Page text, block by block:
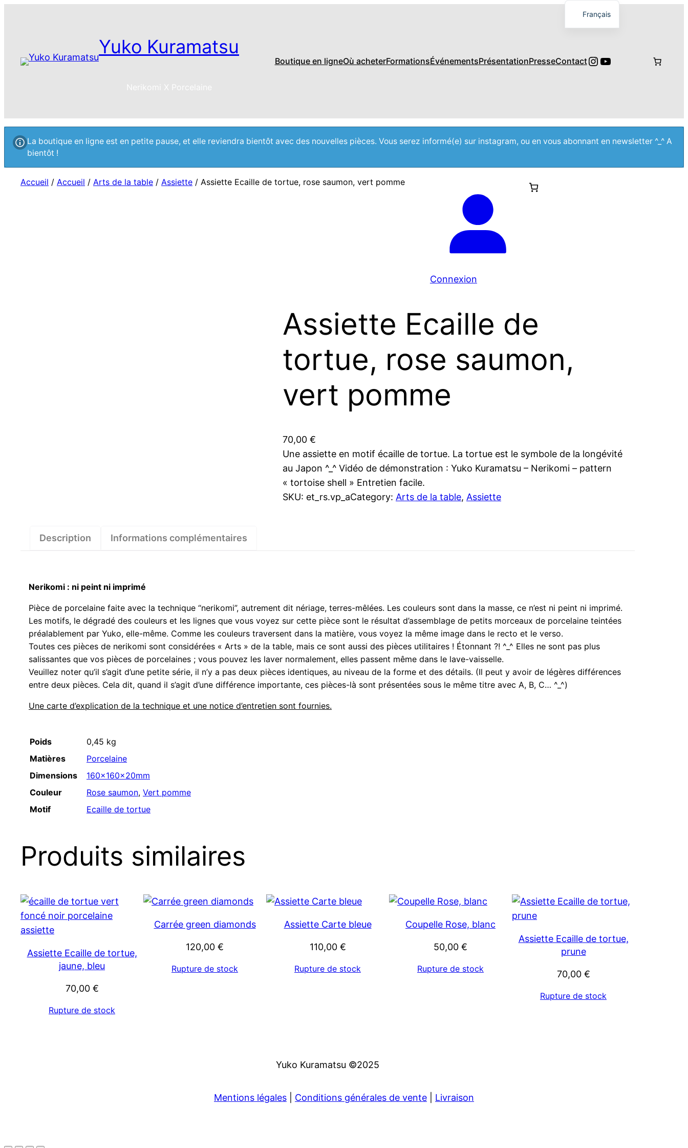
Yuko Kuramatsu
Nerikomi X Porcelaine
Boutique en ligneOù acheterFormationsÉvénementsPrésentationPresseContactInstagram
YouTube
La boutique en ligne est en petite pause, et elle reviendra bientôt avec des nouvelles pièces. Vous serez informé(e) sur instagram, ou en vous abonnant en newsletter ^_^ A
bientôt !
Accueil / Accueil / Arts de la table / Assiette / Assiette Ecaille de tortue, rose saumon, vert pomme
Connexion
Assiette Ecaille de
tortue, rose saumon,
vert pomme
70,00 €
Une assiette en motif écaille de tortue. La tortue est le symbole de la longévité
au Japon ^_^ Vidéo de démonstration : Yuko Kuramatsu – Nerikomi – pattern
« tortoise shell » Entretien facile.
SKU: et_rs.vp_aCategory: Arts de la table, Assiette
Description Informations complémentaires
Nerikomi : ni peint ni imprimé
Pièce de porcelaine faite avec la technique “nerikomi”, autrement dit nériage, terres-mêlées. Les couleurs sont dans la masse, ce n’est ni peint ni imprimé.
Les motifs, le dégradé des couleurs et les lignes que vous voyez sur cette pièce sont le résultat d’assemblage de petits morceaux de porcelaine teintées
préalablement par Yuko, elle-même. Comme les couleurs traversent dans la matière, vous voyez la même image dans le recto et le verso.
Toutes ces pièces de nerikomi sont considérées « Arts » de la table, mais ce sont aussi des pièces utilitaires ! Étonnant ?! ^_^ Elles ne sont pas plus
salissantes que vos pièces de porcelaines ; vous pouvez les laver normalement, elles passent même dans le lave-vaisselle.
Veuillez noter qu’il s’agit d’une petite série, il n’y a pas deux pièces identiques, au niveau de la forme et des détails. (Il peut y avoir de légères différences
entre deux pièces. Cela dit, quand il s’agit d’une différence importante, ces pièces-là sont présentées sous le même titre avec A, B, C… ^_^)
Une carte d’explication de la technique et une notice d’entretien sont fournies.
Poids
0,45 kg
Matières
Porcelaine
Dimensions
160x160x20mm
Couleur
Rose saumon, Vert pomme
Motif
Ecaille de tortue
Produits similaires
Assiette Ecaille de tortue,
jaune, bleu
70,00 €
Rupture de stock
Carrée green diamonds
120,00 €
Rupture de stock
Assiette Carte bleue
110,00 €
Rupture de stock
Coupelle Rose, blanc
50,00 €
Rupture de stock
Assiette Ecaille de tortue,
prune
70,00 €
Rupture de stock
Yuko Kuramatsu ©2025
Mentions légales Conditions générales de vente Livraison
Français